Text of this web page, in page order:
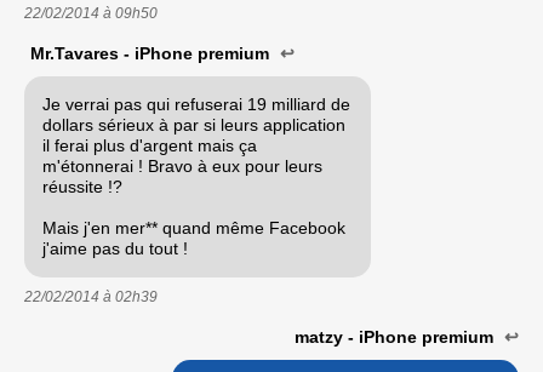
22/02/2014 à 09h50
Mr.Tavares - iPhone premium ↩
Je verrai pas qui refuserai 19 milliard de
dollars sérieux à par si leurs application
il ferai plus d'argent mais ça
m'étonnerai ! Bravo à eux pour leurs
réussite !?
Mais j'en mer** quand même Facebook
j'aime pas du tout !
22/02/2014 à 02h39
matzy - iPhone premium ↩